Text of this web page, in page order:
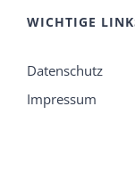
WICHTIGE
Datenschutz
Impressum